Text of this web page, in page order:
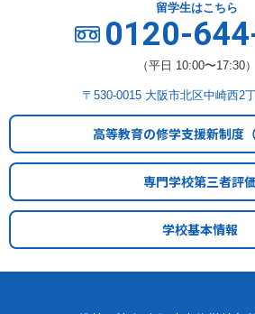
留学生はこちら
0120-
（平日 10:00〜17:30）
〒530-0015 大阪市北区中崎西2
高等教育の修学支援新制度
専門学校第三者評
学校基本情報